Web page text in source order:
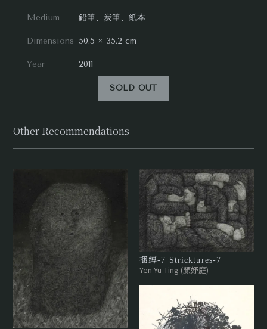
Medium 鉛筆、炭筆、紙本
Dimensions 50.5 × 35.2 cm
Year 2011
SOLD OUT
Other Recommendations
捆縛-7 Stricktures-7
Yen Yu-Ting (顏妤庭)